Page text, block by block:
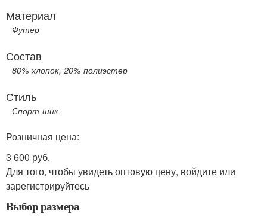
Материал
Футер
Состав
80% хлопок, 20% полиэстер
Стиль
Спорт-шик
Розничная цена:
3 600 руб.
Для того, чтобы увидеть оптовую цену, войдите или
зарегистрируйтесь
Выбор размера